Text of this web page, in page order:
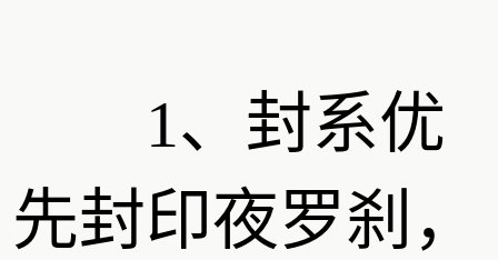
1、封系优
先封印夜罗刹，